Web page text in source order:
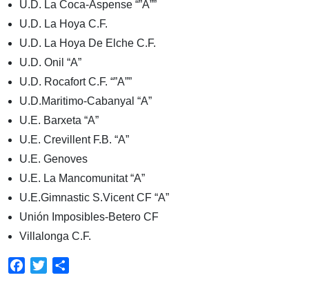
U.D. La Coca-Aspense “”A””
U.D. La Hoya C.F.
U.D. La Hoya De Elche C.F.
U.D. Onil “A”
U.D. Rocafort C.F. “”A””
U.D.Maritimo-Cabanyal “A”
U.E. Barxeta “A”
U.E. Crevillent F.B. “A”
U.E. Genoves
U.E. La Mancomunitat “A”
U.E.Gimnastic S.Vicent CF “A”
Unión Imposibles-Betero CF
Villalonga C.F.
Facebook
Twitter